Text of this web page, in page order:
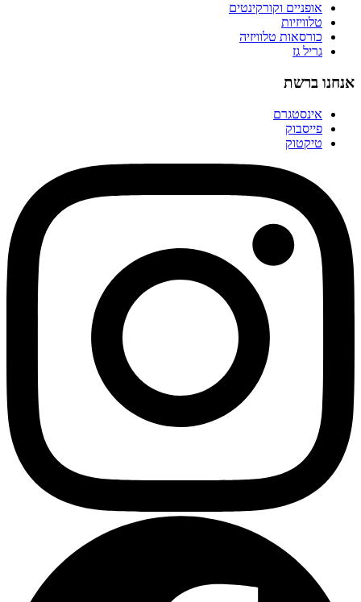
אופניים וקורקינטים
טלוויזיות
כורסאות טלוויזיה
גריל גז
אנחנו ברשת
אינסטגרם
פייסבוק
טיקטוק